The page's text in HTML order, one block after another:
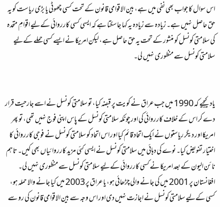
اس سوال کا جواب بھی نفی میں ہے، بین الاقوامی قانون کے تحت کسی چھوٹی یا بڑی ریاست کو یہ
حق حاصل نہیں ہے۔ زیادہ سے زیادہ یہ کہا جاسکتا ہے کہ ایسی کسی کارروائی کےلیے اقوامِ متحدہ
کی سلامتی کونسل کو منشور کے تحت یہ حق حاصل ہے، لیکن امریکا نے ایسے کسی حملے کےلیے
سلامتی کونسل سے منظوری نہیں لی۔
یاد کیجیے کہ 1990 میں جب عراق نے کویت پر قبضہ کیا، تو سلامتی کونسل نے اسے جارحیت قرار
دے کر اس کے خلاف کارروائی کی اور چونکہ سلامتی کونسل کے پاس اپنی فوج نہیں تھی، تو پھر
امریکا اور دیگر ریاستوں نے ایک اتحاد قائم کیا اور اس اتحاد کو سلامتی کونسل نے فوجی کارروائی کا
اختیار تفویض کیا۔ نوے کی دہائی میں سلامتی کونسل نے ایسی کئی مزید کارروائیاں بھی کیں۔ تاہم
نائن الیون کے بعد امریکا نے کسی کارروائی کےلیے سلامتی کونسل سے منظوری نہیں لی۔
افغانستان پر 2001 میں کی جانے والی چڑھائی ہو، یا عراق پر 2003 میں کیا جانے والا حملہ ہو،
کسی کےلیے سلامتی کونسل نے اجازت نہیں دی اور اس وجہ سے بین الاقوامی قانون کی رو سے